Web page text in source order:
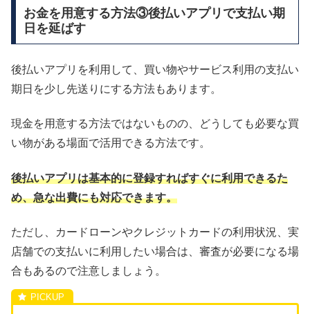
お金を用意する方法③後払いアプリで支払い期
日を延ばす
後払いアプリを利用して、買い物やサービス利用の支払い
期日を少し先送りにする方法もあります。
現金を用意する方法ではないものの、どうしても必要な買
い物がある場面で活用できる方法です。
後払いアプリは基本的に登録すればすぐに利用できるた
め、急な出費にも対応できます。
ただし、カードローンやクレジットカードの利用状況、実
店舗での支払いに利用したい場合は、審査が必要になる場
合もあるので注意しましょう。